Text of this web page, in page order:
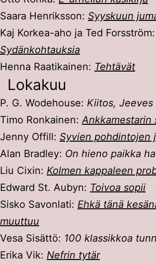
Saara Henriksson: Syyskuun
Kaj Korkea-aho ja Ted Forsström:
Sydänkohtauksia
Henna Raatikainen: Tehtävät
Lokakuu
P. G. Wodehouse: Kiitos, Jeeves
Timo Ronkainen:Ankkamestarin
Jenny Offill: Syvien pohdintojen
Alan Bradley: On hieno paikka
Liu Cixin: Kolmen kappaleen
Edward St. Aubyn: Toivoa sopii
Sisko Savonlati: Ehkä tänä
muuttuu
Vesa Sisättö: 100 klassikkoa
Erika Vik: Nefrin tytär